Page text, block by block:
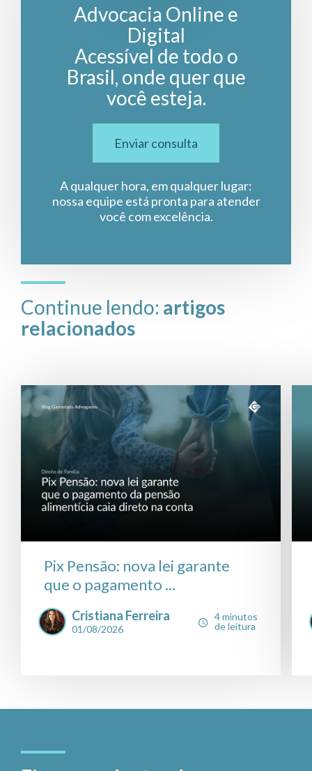
Advocacia Online e
Digital
Acessível de todo o
Brasil, onde quer que
você esteja.
Enviar consulta
A qualquer hora, em qualquer lugar:
nossa equipe está pronta para atender
você com excelência.
Continue lendo: artigos
relacionados
Pix Pensão: nova lei garante
que o pagamento ...
Cristiana Ferreira
01/08/2026
4 minutos
de leitura